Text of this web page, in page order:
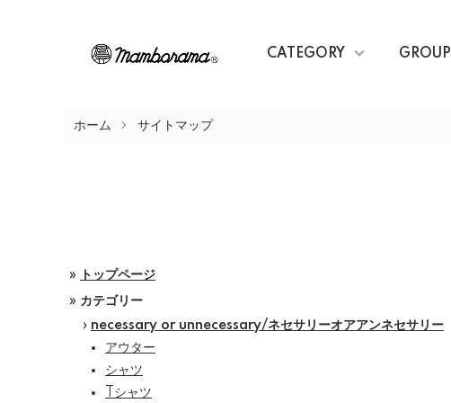
CATEGORY GROUP
ホーム サイトマップ
»
トップページ
» カテゴリー
› necessary or unnecessary/ネセサリーオアアンネセサリー
アウター
シャツ
Tシャツ